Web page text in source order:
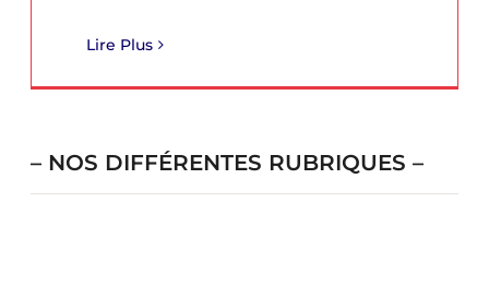
Lire Plus
– NOS DIFFÉRENTES RUBRIQUES –